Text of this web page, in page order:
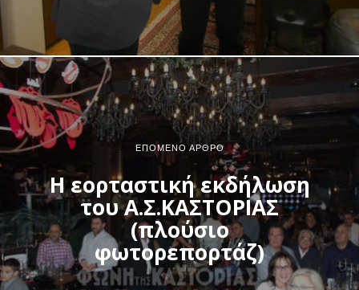
ΕΠΌΜΕΝΟ ΆΡΘΡΟ
Η εορταστική εκδήλωση
του Α.Σ.ΚΑΣΤΟΡΙΑΣ
(πλούσιο
φωτορεπορτάζ)